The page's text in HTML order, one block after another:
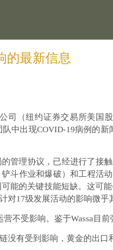
的最新信息
司（纽约证券交易所美国股
中出现COVID-19病例的
管理协议，已经进行了接
斗作业和爆破）和工程活
能的关键技能短缺。这可
17级发展活动的影响微乎
不受影响。鉴于Wassa目
有受到影响，黄金的出口